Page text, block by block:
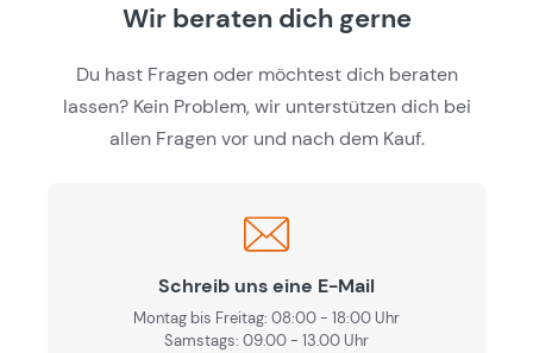
Wir beraten dich gerne
Du hast Fragen oder möchtest dich beraten
lassen? Kein Problem, wir unterstützen dich bei
allen Fragen vor und nach dem Kauf.
Schreib uns eine E-Mail
Montag bis Freitag: 08:00 - 18:00 Uhr
Samstags: 09.00 - 13.00 Uhr